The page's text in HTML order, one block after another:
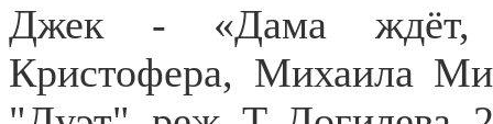
Джек - «Дама ждёт,
Кристофера, Михаила